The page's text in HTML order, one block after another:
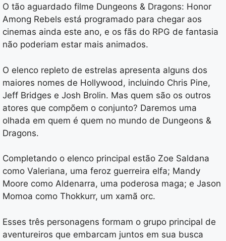
O tão aguardado filme Dungeons & Dragons: Honor
Among Rebels está programado para chegar aos
cinemas ainda este ano, e os fãs do RPG de fantasia
não poderiam estar mais animados.
O elenco repleto de estrelas apresenta alguns dos
maiores nomes de Hollywood, incluindo Chris Pine,
Jeff Bridges e Josh Brolin. Mas quem são os outros
atores que compõem o conjunto? Daremos uma
olhada em quem é quem no mundo de Dungeons &
Dragons.
Completando o elenco principal estão Zoe Saldana
como Valeriana, uma feroz guerreira elfa; Mandy
Moore como Aldenarra, uma poderosa maga; e Jason
Momoa como Thokkurr, um xamã orc.
Esses três personagens formam o grupo principal de
aventureiros que embarcam juntos em sua busca